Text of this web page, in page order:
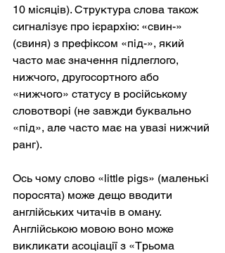
10 місяців). Структура слова також
сигналізує про ієрархію: «свин-»
(свиня) з префіксом «під-», який
часто має значення підлеглого,
нижчого, другосортного або
«нижчого» статусу в російському
словотворі (не завжди буквально
«під», але часто має на увазі нижчий
ранг).
Ось чому слово «little pigs» (маленькі
поросята) може дещо вводити
англійських читачів в оману.
Англійською мовою воно може
викликати асоціації з «Трьома